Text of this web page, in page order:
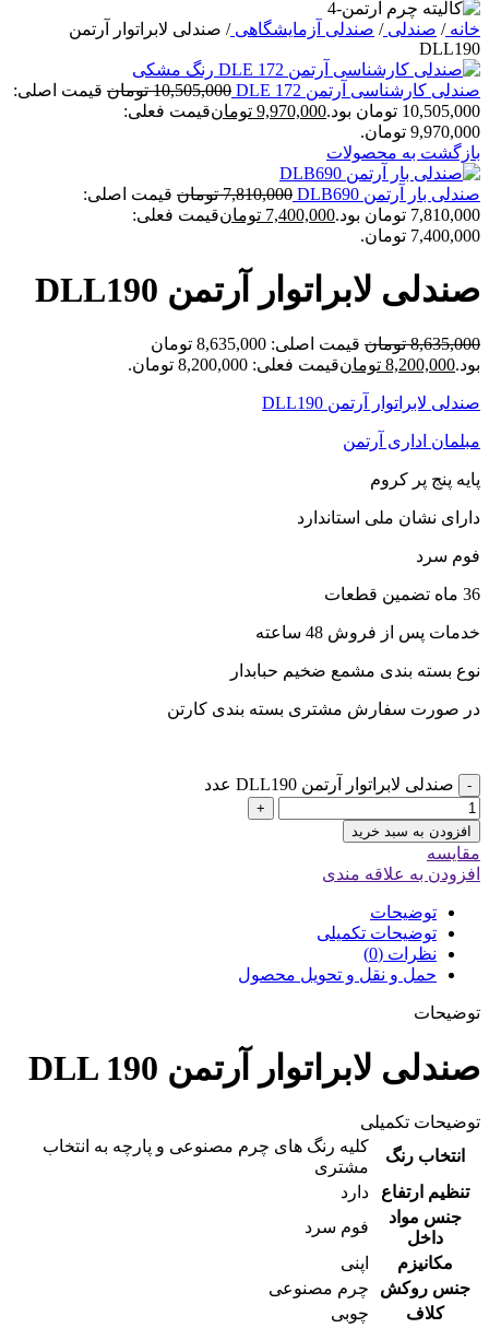
خانه/ صندلی/ صندلی آزمایشگاهی/ صندلی لابراتوار آرتمن
DLL190
صندلی کارشناسی آرتمن DLE 172 10,505,000 تومان قیمت اصلی:
10,505,000 تومان بود.
9,970,000 تومانقیمت فعلی:
9,970,000 تومان.
بازگشت به محصولات
صندلی بار آرتمن DLB690 7,810,000 تومان قیمت اصلی:
7,810,000 تومان بود.
7,400,000 تومانقیمت فعلی:
7,400,000 تومان.
صندلی لابراتوار آرتمن DLL190
8,635,000 تومان
قیمت اصلی: 8,635,000 تومان
بود.8,200,000 تومانقیمت فعلی: 8,200,000 تومان.
صندلی لابراتوار آرتمن DLL190
مبلمان اداری آرتمن
پایه پنج پر کروم
دارای نشان ملی استاندارد
فوم سرد
36 ماه تضمین قطعات
خدمات پس از فروش 48 ساعته
نوع بسته بندی مشمع ضخیم حبابدار
در صورت سفارش مشتری بسته بندی کارتن
- صندلی لابراتوار آرتمن DLL190 عدد
+
افزودن به سبد خرید
مقایسه
افزودن به علاقه مندی
توضیحات
توضیحات تکمیلی
نظرات (0)
حمل و نقل و تحویل محصول
توضیحات
صندلی لابراتوار آرتمن DLL 190
توضیحات تکمیلی
انتخاب رنگ
کلیه رنگ های چرم مصنوعی و پارچه به انتخاب
مشتری
تنظیم ارتفاع
دارد
جنس مواد
داخل
فوم سرد
مکانیزم
اپنی
جنس روکش
چرم مصنوعی
کلاف
چوبی